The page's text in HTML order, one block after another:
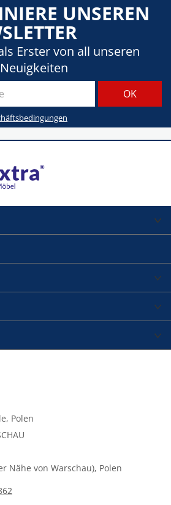
UNSEREN
Erster von all unseren
Neuigkeiten
Polen
Nähe von Warschau), Polen